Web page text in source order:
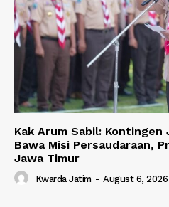
Kak Arum Sabil: Kontingen
Bawa Misi Persaudaraan,
Jawa Timur
Kwarda Jatim - August 6, 2026